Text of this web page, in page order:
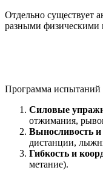
Отдельно существует
разными физическими
Программа испытаний
Силовые
отжимания,
Выносливость и
дистанции,
Гибкость и
метание).